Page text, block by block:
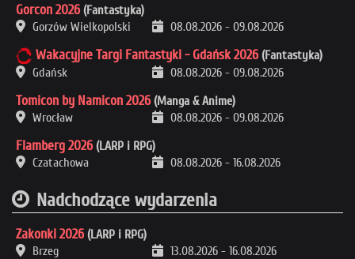
Gorcon 2026 (Fantastyka)
Gorzów Wielkopolski
08.08.2026 - 09.08.2026
Wakacyjne Targi Fantastyki - Gdańsk 2026 (Fantastyka)
Gdańsk
08.08.2026 - 09.08.2026
Tomicon by Namicon 2026 (Manga & Anime)
Wrocław
08.08.2026 - 09.08.2026
Flamberg 2026 (LARP i RPG)
Czatachowa
08.08.2026 - 16.08.2026
Nadchodzące wydarzenia
Zakonki 2026 (LARP i RPG)
Brzeg
13.08.2026 - 16.08.2026